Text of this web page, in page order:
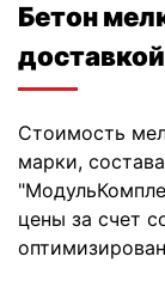
Бетон
Стоимость
марки,
цены за счет